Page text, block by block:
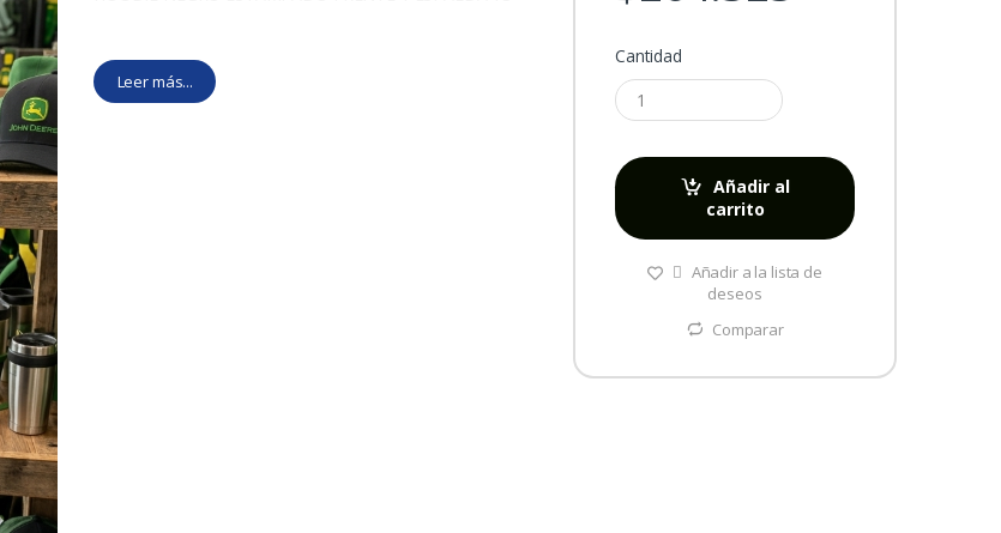
Leer más...
Cantidad
Añadir al
carrito
Añadir a la lista de
deseos
Comparar